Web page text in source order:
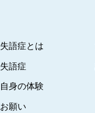
失語症とは
失語症
自身の体験
お願い